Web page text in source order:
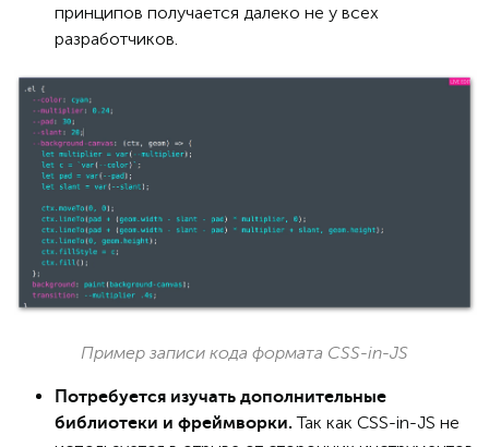
принципов получается далеко не у всех
разработчиков.
Пример записи кода формата CSS-in-JS
Потребуется изучать дополнительные
библиотеки и фреймворки.Так как CSS-in-JS не